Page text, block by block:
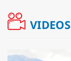
VIDEOS